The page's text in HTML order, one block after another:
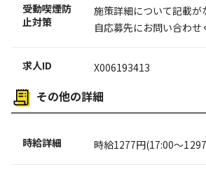
受動喫煙防
止対策
施策詳細について記載
自応募先にお問い合わせ
求人ID X006193413
その他の詳細
時給詳細 時給1277円(17:00～